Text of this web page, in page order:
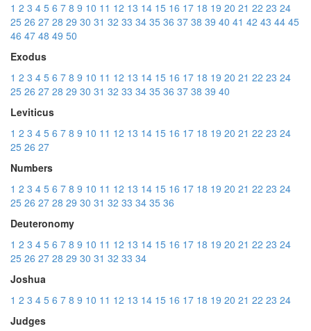
1 2 3 4 5 6 7 8 9 10 11 12 13 14 15 16 17 18 19 20 21 22 23 24
25 26 27 28 29 30 31 32 33 34 35 36 37 38 39 40 41 42 43 44 45
46 47 48 49 50
Exodus
1 2 3 4 5 6 7 8 9 10 11 12 13 14 15 16 17 18 19 20 21 22 23 24
25 26 27 28 29 30 31 32 33 34 35 36 37 38 39 40
Leviticus
1 2 3 4 5 6 7 8 9 10 11 12 13 14 15 16 17 18 19 20 21 22 23 24
25 26 27
Numbers
1 2 3 4 5 6 7 8 9 10 11 12 13 14 15 16 17 18 19 20 21 22 23 24
25 26 27 28 29 30 31 32 33 34 35 36
Deuteronomy
1 2 3 4 5 6 7 8 9 10 11 12 13 14 15 16 17 18 19 20 21 22 23 24
25 26 27 28 29 30 31 32 33 34
Joshua
1 2 3 4 5 6 7 8 9 10 11 12 13 14 15 16 17 18 19 20 21 22 23 24
Judges